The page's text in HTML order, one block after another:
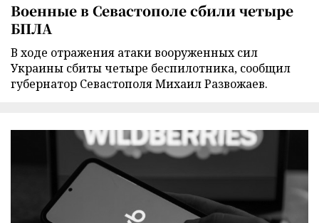
Военные в Севастополе сбили четыре
БПЛА
В ходе отражения атаки вооруженных сил
Украины сбиты четыре беспилотника, сообщил
губернатор Севастополя Михаил Развожаев.